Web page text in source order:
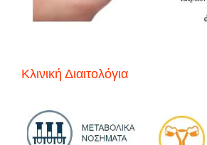
Κλινική Διαιτολόγια